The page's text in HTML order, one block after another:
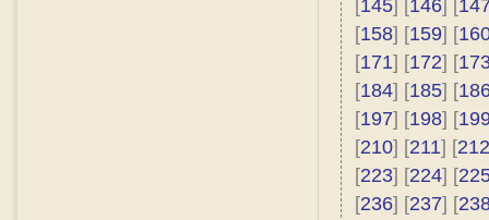
[145] [146] [
[158] [159] [
[171] [172] [
[184] [185] [
[197] [198] [
[210] [211] [212
[223] [224] [
[236] [237] [